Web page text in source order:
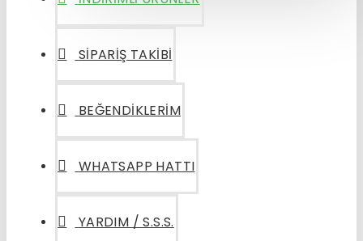
SIPARIŞ TAKIBI
BEĞENDIKLERIM
WHATSAPP HATTI
YARDIM / S.S.S.